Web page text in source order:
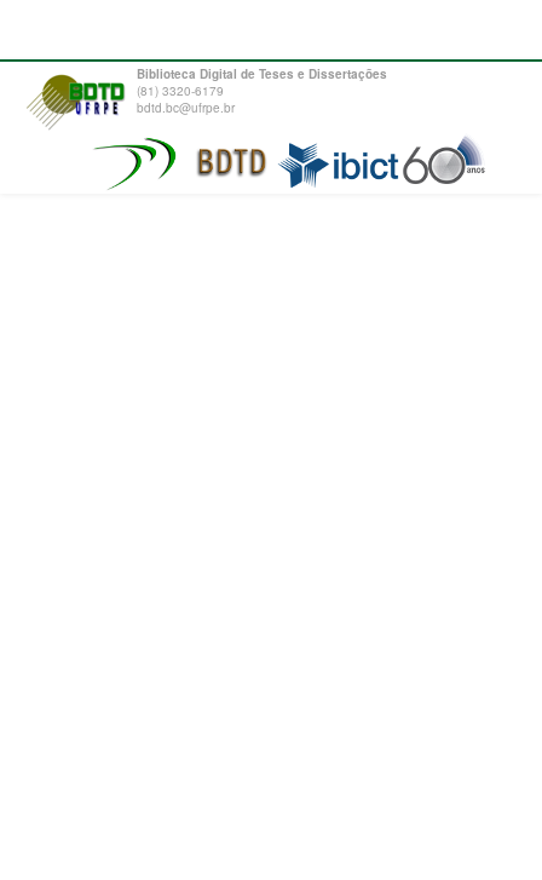
Biblioteca Digital de Teses e Dissertações
(81) 3320-6179
bdtd.bc@ufrpe.br